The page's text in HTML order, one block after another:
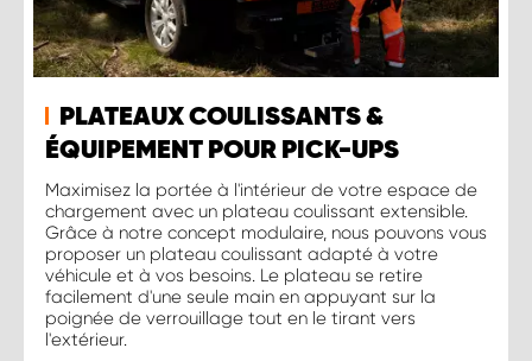
PLATEAUX COULISSANTS &
ÉQUIPEMENT POUR PICK-UPS
Maximisez la portée à l'intérieur de votre espace de
chargement avec un plateau coulissant extensible.
Grâce à notre concept modulaire, nous pouvons vous
proposer un plateau coulissant adapté à votre
véhicule et à vos besoins. Le plateau se retire
facilement d'une seule main en appuyant sur la
poignée de verrouillage tout en le tirant vers
l'extérieur.